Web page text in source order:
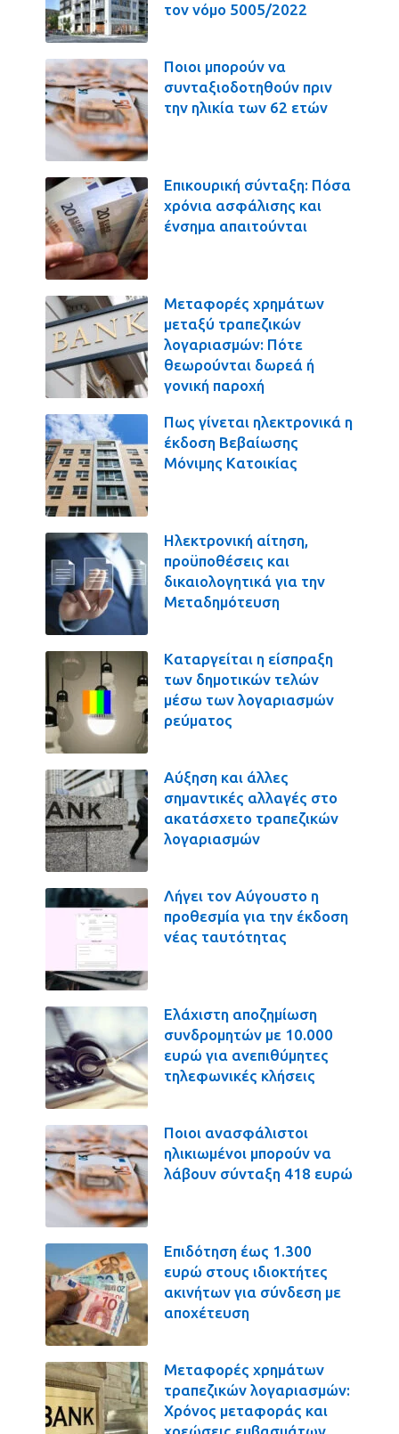
τον νόμο 5005/2022
Ποιοι μπορούν να
συνταξιοδοτηθούν πριν
την ηλικία των 62 ετών
Επικουρική σύνταξη: Πόσα
χρόνια ασφάλισης και
ένσημα απαιτούνται
Μεταφορές χρημάτων
μεταξύ τραπεζικών
λογαριασμών: Πότε
θεωρούνται δωρεά ή
γονική παροχή
Πως γίνεται ηλεκτρονικά η
έκδοση Βεβαίωσης
Μόνιμης Κατοικίας
Ηλεκτρονική αίτηση,
προϋποθέσεις και
δικαιολογητικά για την
Μεταδημότευση
Καταργείται η είσπραξη
των δημοτικών τελών
μέσω των λογαριασμών
ρεύματος
Αύξηση και άλλες
σημαντικές αλλαγές στο
ακατάσχετο τραπεζικών
λογαριασμών
Λήγει τον Αύγουστο η
προθεσμία για την έκδοση
νέας ταυτότητας
Ελάχιστη αποζημίωση
συνδρομητών με 10.000
ευρώ για ανεπιθύμητες
τηλεφωνικές κλήσεις
Ποιοι ανασφάλιστοι
ηλικιωμένοι μπορούν να
λάβουν σύνταξη 418 ευρώ
Επιδότηση έως 1.300
ευρώ στους ιδιοκτήτες
ακινήτων για σύνδεση με
αποχέτευση
Μεταφορές χρημάτων
τραπεζικών λογαριασμών:
Χρόνος μεταφοράς και